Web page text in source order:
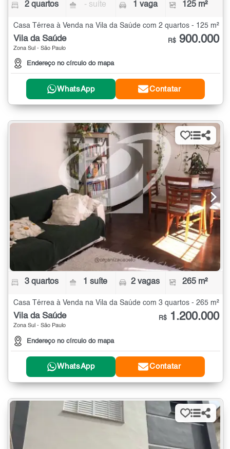
2 quartos - suíte 1 vaga 125 m²
Casa Térrea à Venda na Vila da Saúde com 2 quartos - 125 m²
Vila da Saúde
Zona Sul - São Paulo
Endereço no círculo do mapa
R$ 900.000
WhatsApp Contatar
3 quartos 1 suíte 2 vagas 265 m²
Casa Térrea à Venda na Vila da Saúde com 3 quartos - 265 m²
Vila da Saúde
Zona Sul - São Paulo
Endereço no círculo do mapa
R$ 1.200.000
WhatsApp Contatar